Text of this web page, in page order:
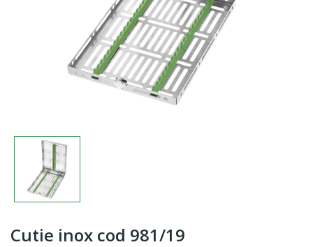
Cutie inox cod 981/19